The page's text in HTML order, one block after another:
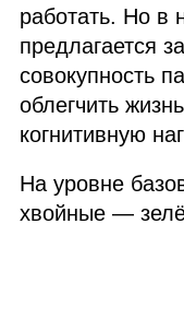
работать. Но в
предлагается
совокупность
облегчить
когнитивную
На уровне
хвойные —